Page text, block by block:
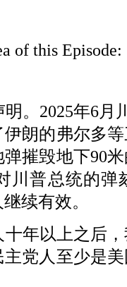
of this Episode:
。 2025年6月
朗的弗尔多
摧毁地下90
川普总统的弹
续有效。
年以上之后
党人至少是